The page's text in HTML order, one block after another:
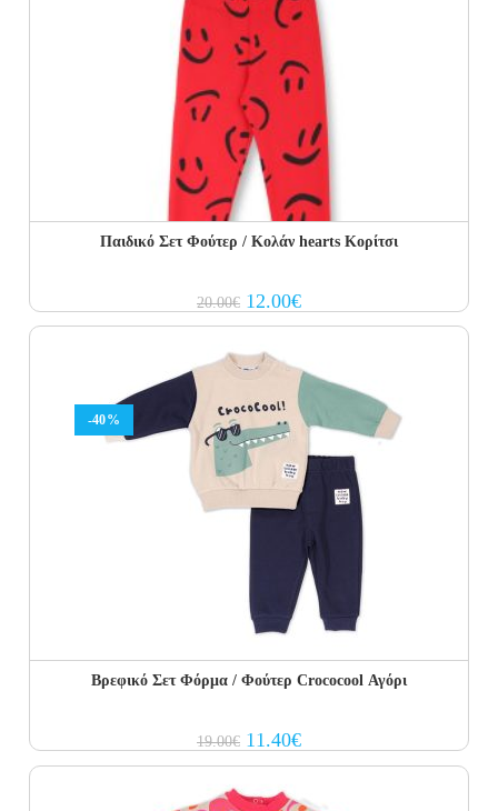
Παιδικό Σετ Φούτερ / Κολάν hearts Κορίτσι
20.00€ Original
price
was:
12.00€Current
price
is:
-40%
Βρεφικό Σετ Φόρμα / Φούτερ Crococool Αγόρι
19.00€ Original
price
was:
11.40€Current
price
is: